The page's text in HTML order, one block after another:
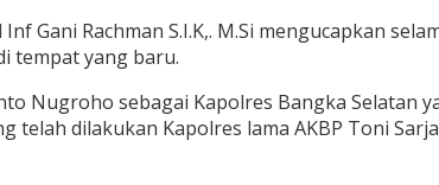
Gani Rachman S.I.K,. M.Si mengucapkan
tempat yang baru.
Nugroho sebagai Kapolres Bangka Selatan
dilakukan Kapolres lama AKBP Toni